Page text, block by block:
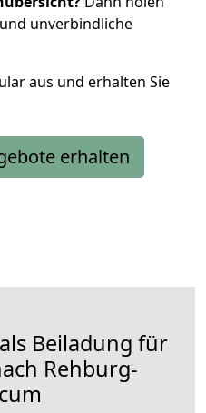
unverbindliche
aus und erhalten Sie
erhalten
Beiladung für
Rehburg-